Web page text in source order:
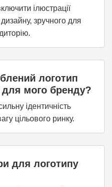
ілюстрації
зручного для
логотип
мого бренду?
ідентичність
цільового ринку.
для логотипу